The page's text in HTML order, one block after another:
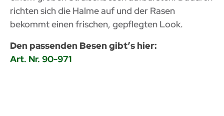
richten sich die Halme auf und der Rasen
bekommt einen frischen, gepflegten Look.
Den passenden Besen gibt’s hier:
Art. Nr. 90-971